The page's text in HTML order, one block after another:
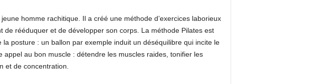
homme rachitique. Il a créé une méthode d’exercices laborieux
rééduquer et de développer son corps. La méthode Pilates est
posture : un ballon par exemple induit un déséquilibre qui incite le
au bon muscle : détendre les muscles raides, tonifier les
et de concentration.